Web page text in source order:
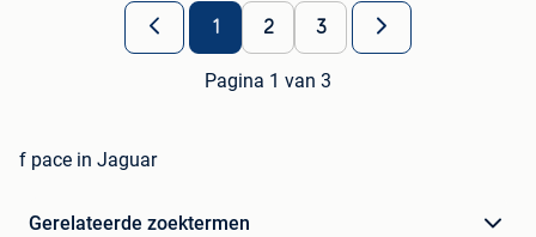
1 2 3
Pagina 1 van 3
f pace in Jaguar
Gerelateerde zoektermen